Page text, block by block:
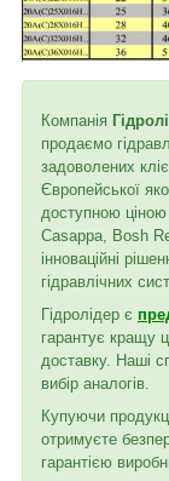
Компанія
продаємо
задоволених
Європейської
доступною ціною
Casappa, Bosh
інноваційні
гідравлічних
Гідролідер є
гарантує кращу
доставку. Наші
вибір аналогів.
Купуючи
отримуєте
гарантією